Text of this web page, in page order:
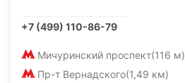
+7 (499) 110-86-79
Мичуринский проспект(116 м)
Пр-т Вернадского(1,49 км)